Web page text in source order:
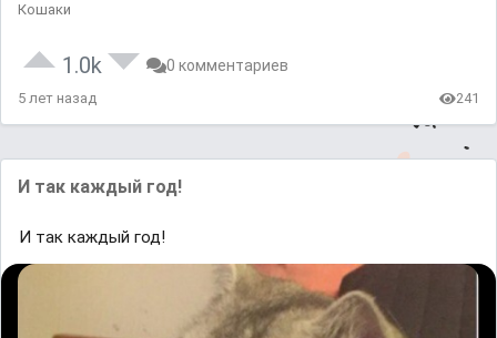
Кошаки
1.0k 0 комментариев
5 лет назад 241
И так каждый год!
И так каждый год!